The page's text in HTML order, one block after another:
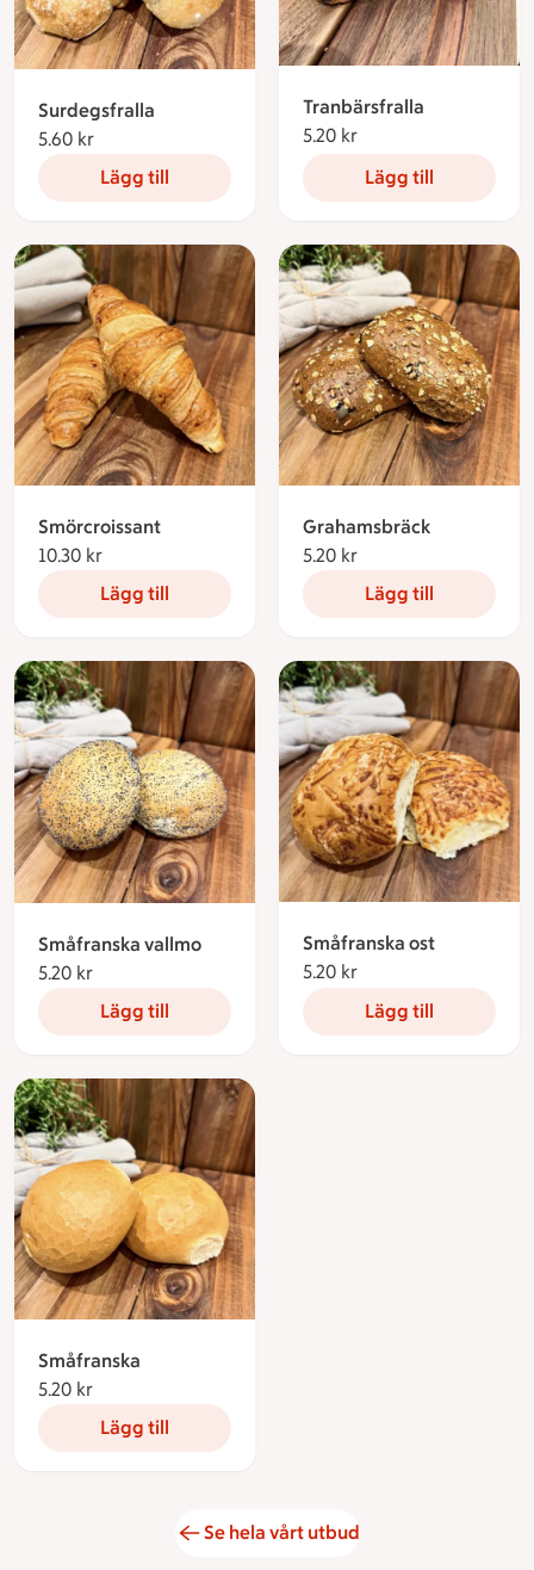
Surdegsfralla
5.60 kr
Lägg till
Tranbärsfralla
5.20 kr
Lägg till
Smörcroissant
10.30 kr
Lägg till
Grahamsbräck
5.20 kr
Lägg till
Småfranska vallmo
5.20 kr
Lägg till
Småfranska ost
5.20 kr
Lägg till
Småfranska
5.20 kr
Lägg till
Se hela vårt utbud